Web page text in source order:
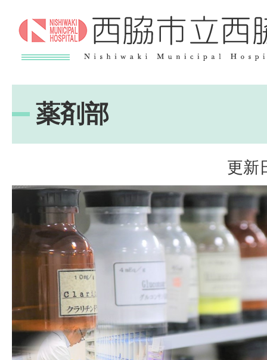
薬剤部
更新